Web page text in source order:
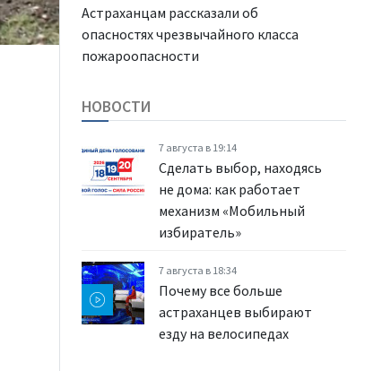
Астраханцам рассказали об
опасностях чрезвычайного класса
пожароопасности
НОВОСТИ
7 августа в 19:14
Сделать выбор, находясь
не дома: как работает
механизм «Мобильный
избиратель»
7 августа в 18:34
Почему все больше
астраханцев выбирают
езду на велосипедах